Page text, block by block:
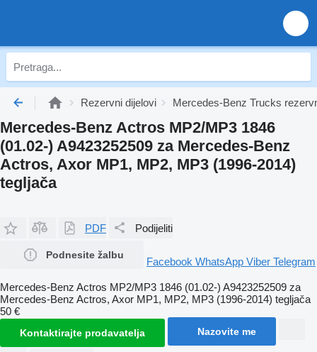
Rezervni dijelovi Mercedes-Benz Trucks
Mercedes-Benz Actros MP2/MP3 1846
(01.02-) A9423252509 za Mercedes-Benz
Actros, Axor MP1, MP2, MP3 (1996-2014)
tegljača
PDF Podijeliti
Podnesite žalbu
Facebook WhatsApp Viber Telegram
Mercedes-Benz Actros MP2/MP3 1846 (01.02-) A9423252509 za
Mercedes-Benz Actros, Axor MP1, MP2, MP3 (1996-2014) tegljača
50 €
Kontaktirajte prodavatelja Nazovite me